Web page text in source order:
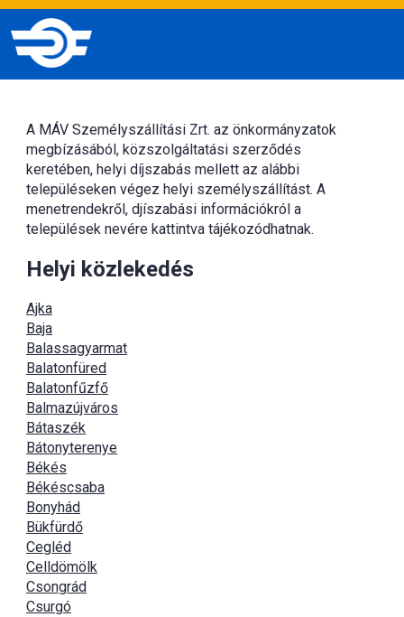
A MÁV Személyszállítási Zrt. az önkormányzatok
megbízásából, közszolgáltatási szerződés
keretében, helyi díjszabás mellett az alábbi
településeken végez helyi személyszállítást. A
menetrendekről, djíszabási információkról a
települések nevére kattintva tájékozódhatnak.
Helyi közlekedés
Ajka
Baja
Balassagyarmat
Balatonfüred
Balatonfűzfő
Balmazújváros
Bátaszék
Bátonyterenye
Békés
Békéscsaba
Bonyhád
Bükfürdő
Cegléd
Celldömölk
Csongrád
Csurgó